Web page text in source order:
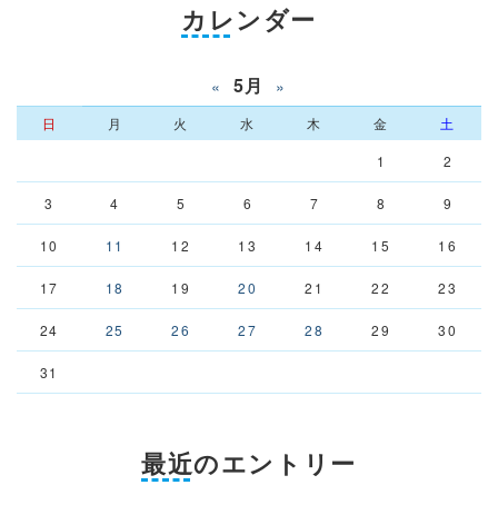
カレンダー
« 5月 »
日 月 火 水 木 金
土
1
2
3 4 5 6 7 8 9
10 11 12 13 14 15 16
17 18 19 20 21 22 23
24 25 26 27 28 29 30
31
最近のエントリー